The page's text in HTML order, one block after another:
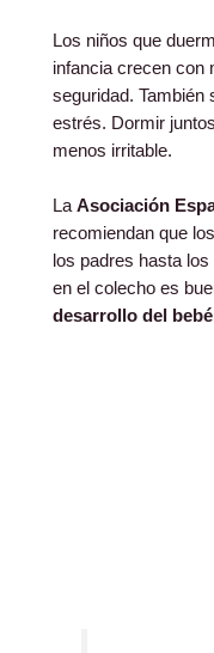
Los niños que
infancia crecen con
seguridad. También
estrés. Dormir
menos irritable.
La Asociación
recomiendan que
los padres hasta
en el colecho es
desarrollo del bebé